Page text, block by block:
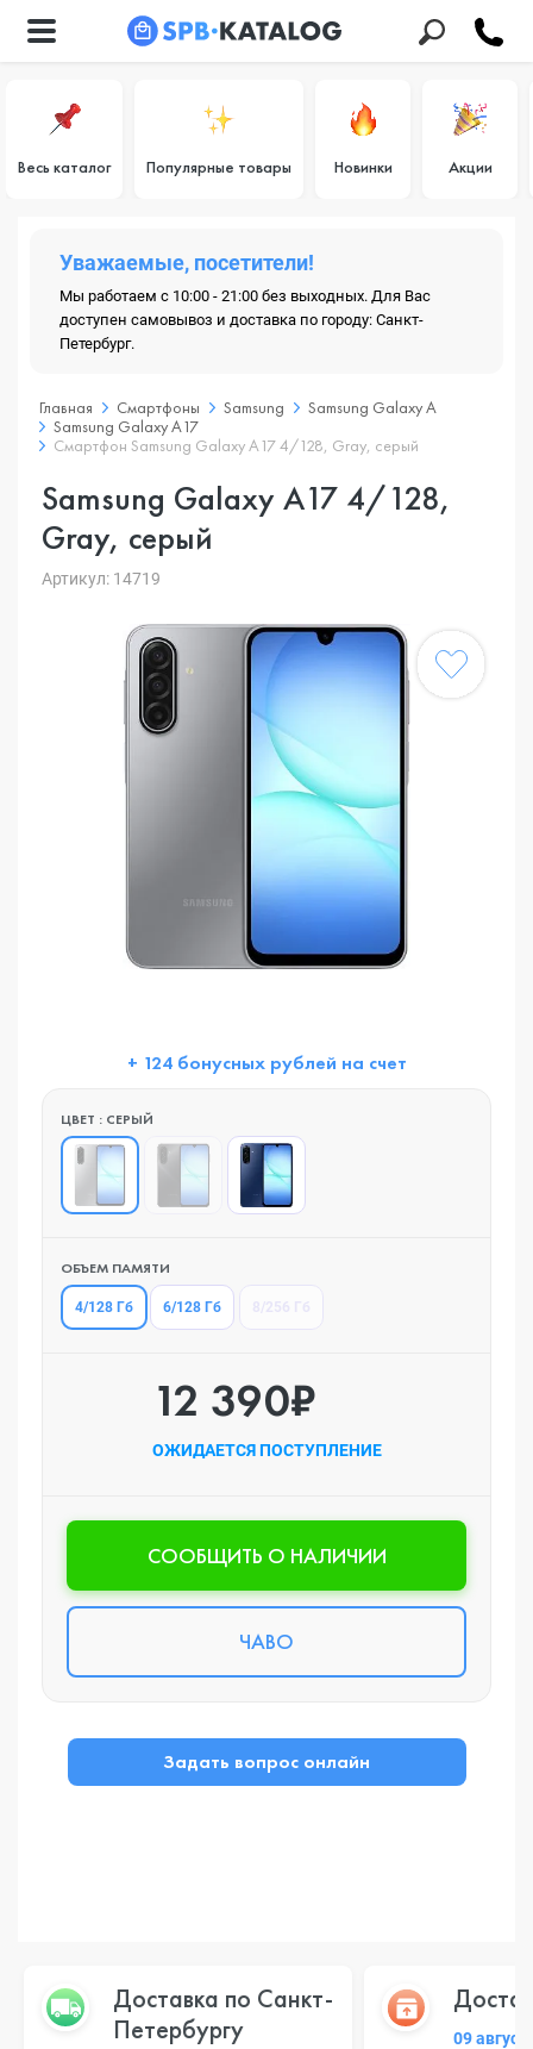
Весь каталог Популярные товары Новинки Акции
Уважаемые, посетители!
Мы работаем с 10:00 - 21:00 без выходных. Для Вас
доступен самовывоз и доставка по городу: Санкт-
Петербург.
Главная Смартфоны Samsung
Samsung Galaxy A
Samsung Galaxy A17
Смартфон Samsung Galaxy A17 4/128, Gray, серый
Samsung Galaxy A17 4/128,
Gray, серый
Артикул: 14719
+ 124 бонусных рублей на счет
ЦВЕТ : СЕРЫЙ
ОБЪЕМ ПАМЯТИ
4/128 Гб 6/128 Гб
12 390₽
ОЖИДАЕТСЯ ПОСТУПЛЕНИЕ
CООБЩИТЬ О НАЛИЧИИ
ЧАВО
Задать вопрос онлайн
Доставка по Санкт-
Петербургу
09